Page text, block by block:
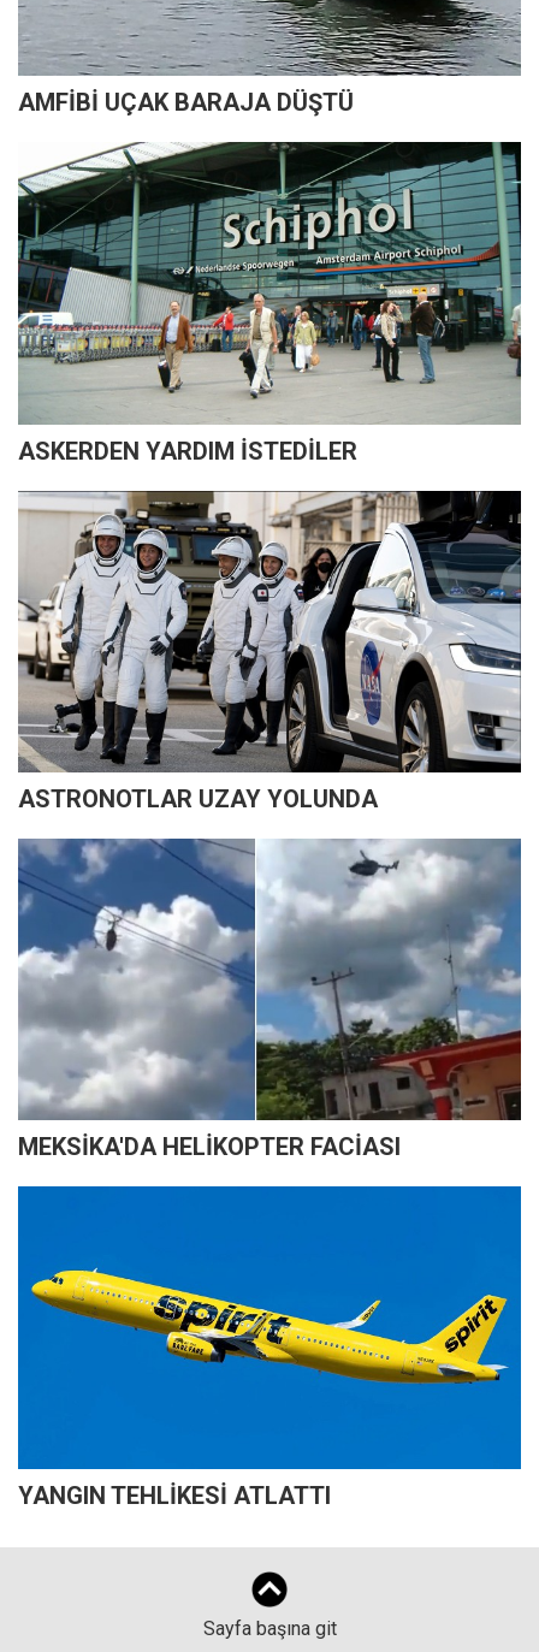
AMFİBİ UÇAK BARAJA DÜŞTÜ
ASKERDEN YARDIM İSTEDİLER
ASTRONOTLAR UZAY YOLUNDA
MEKSİKA'DA HELİKOPTER FACİASI
YANGIN TEHLİKESİ ATLATTI
Sayfa başına git